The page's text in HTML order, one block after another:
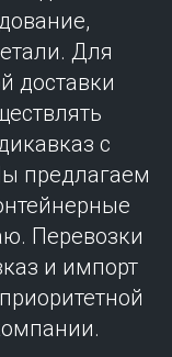
Для
доставки
с
предлагаем
Перевозки
и импорт